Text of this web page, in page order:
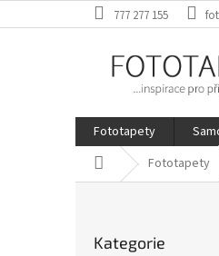
na
777 277 155
Fototapety
Domů Fototapety
kategorie
Kategorie